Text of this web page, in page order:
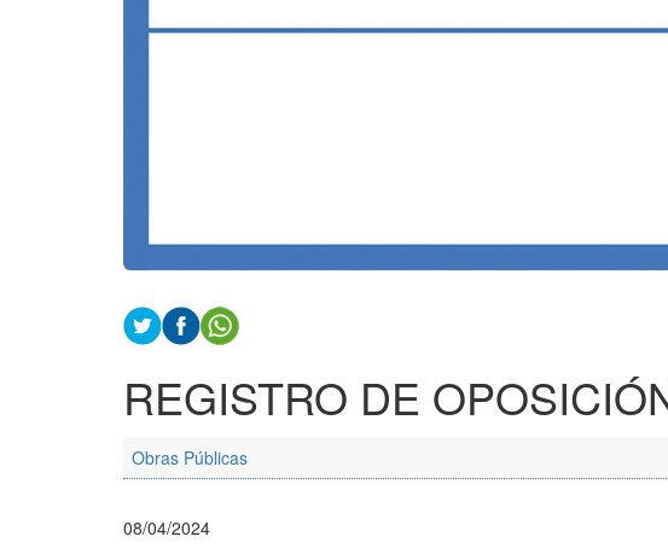
REGISTRO DE
Obras Públicas
08/04/2024